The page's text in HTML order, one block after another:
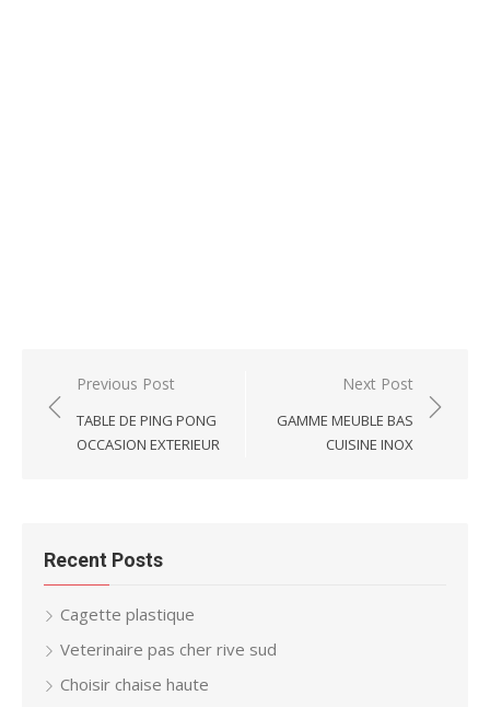
Post
navigation
Previous Post
TABLE DE PING PONG
OCCASION EXTERIEUR
Next Post
GAMME MEUBLE BAS
CUISINE INOX
Recent Posts
Cagette plastique
Veterinaire pas cher rive sud
Choisir chaise haute